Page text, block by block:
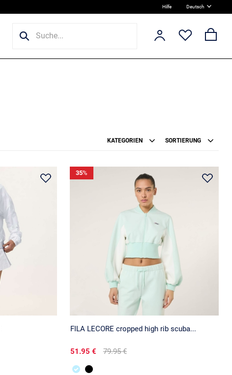
Hilfe Deutsch
KATEGORIEN SORTIERUNG
FILA LECORE cropped high rib scuba...
51.95 € 79.95 €
35%